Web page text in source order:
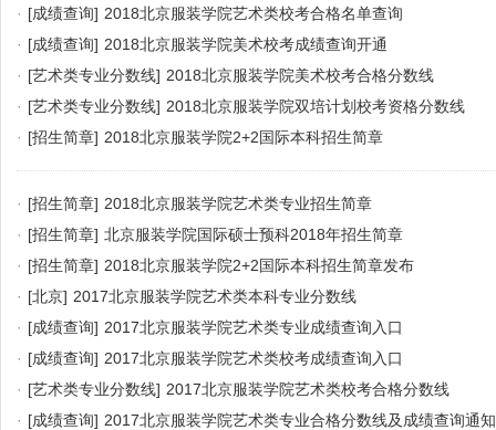
· [成绩查询] 2018北京服装学院艺术类校考合格名单查询
· [成绩查询] 2018北京服装学院美术校考成绩查询开通
· [艺术类专业分数线] 2018北京服装学院美术校考合格分数线
· [艺术类专业分数线] 2018北京服装学院双培计划校考资格分数线
· [招生简章] 2018北京服装学院2+2国际本科招生简章
· [招生简章] 2018北京服装学院艺术类专业招生简章
· [招生简章] 北京服装学院国际硕士预科2018年招生简章
· [招生简章] 2018北京服装学院2+2国际本科招生简章发布
· [北京] 2017北京服装学院艺术类本科专业分数线
· [成绩查询] 2017北京服装学院艺术类专业成绩查询入口
· [成绩查询] 2017北京服装学院艺术类校考成绩查询入口
· [艺术类专业分数线] 2017北京服装学院艺术类校考合格分数线
· [成绩查询] 2017北京服装学院艺术类专业合格分数线及成绩查询通知